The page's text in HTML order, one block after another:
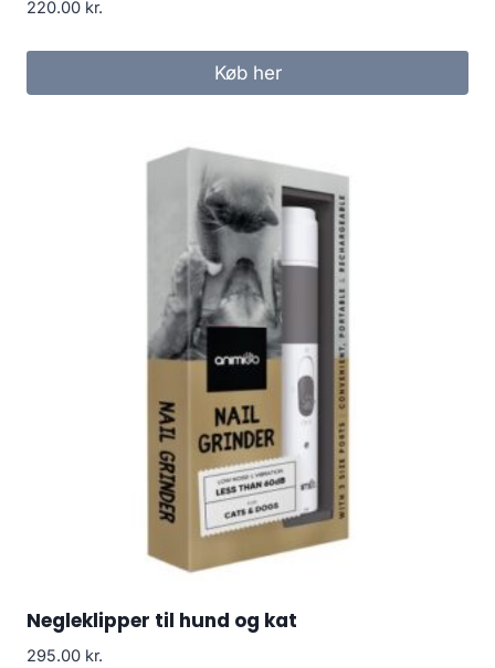
220.00 kr.
Køb her
Negleklipper til hund og kat
295.00 kr.